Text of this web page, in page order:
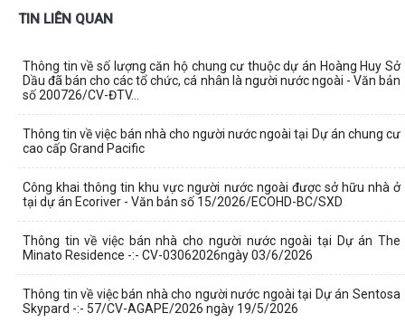
TIN LIÊN QUAN
Thông tin về số lượng căn hộ chung cư thuộc dự án Hoàng Huy Sở
Dầu đã bán cho các tổ chức, cá nhân là người nước ngoài - Văn bản
số 200726/CV-ĐTV...
Thông tin về việc bán nhà cho người nước ngoài tại Dự án chung cư
cao cấp Grand Pacific
Công khai thông tin khu vực người nước ngoài được sở hữu nhà ở
tại dự án Ecoriver - Văn bản số 15/2026/ECOHD-BC/SXD
Thông tin về việc bán nhà cho người nước ngoài tại Dự án The
Minato Residence -:- CV-03062026ngày 03/6/2026
Thông tin về việc bán nhà cho người nước ngoài tại Dự án Sentosa
Skypard -:- 57/CV-AGAPE/2026 ngày 19/5/2026